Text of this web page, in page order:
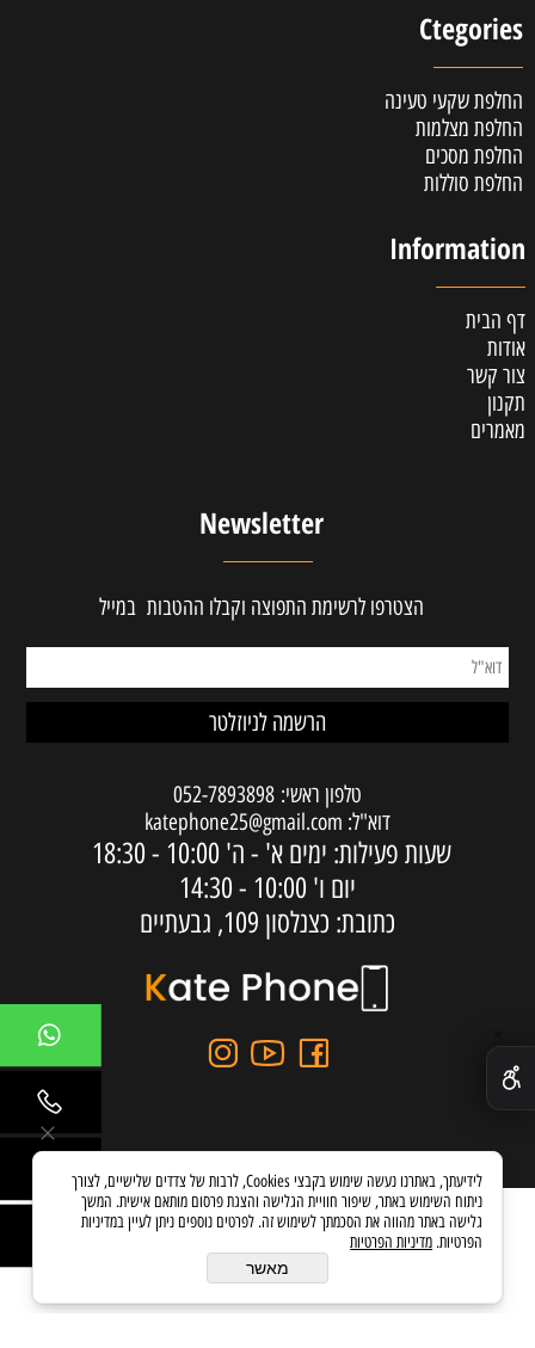
Ctegories
החלפת שקעי טעינה
החלפת מצלמות
החלפת מסכים
החלפת סוללות
Information
דף הבית
אודות
צור קשר
תקנון
מאמרים
Newsletter
הצטרפו לרשימת התפוצה וקבלו ההטבות במייל
טלפון ראשי: 052-7893898
דוא"ל: katephone25@gmail.com
שעות פעילות: ימים א' - ה' 10:00 - 18:30
יום ו' 10:00 - 14:30
כתובת: כצנלסון 109, גבעתיים
בניית אתרים
לידיעתך, באתרנו נעשה שימוש בקבצי Cookies, לרבות של צדדים שלישיים, לצורך
ניתוח השימוש באתר, שיפור חוויית הגלישה והצגת פרסום מותאם אישית. המשך
גלישה באתר מהווה את הסכמתך לשימוש זה. לפרטים נוספים ניתן לעיין במדיניות
הפרטיות. מדיניות הפרטיות
מאשר